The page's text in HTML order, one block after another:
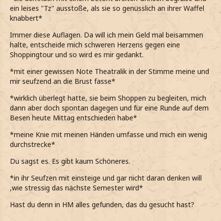
ein leises "Tz" ausstoße, als sie so genüsslich an ihrer Waffel
knabbert*
Immer diese Auflagen. Da will ich mein Geld mal beisammen
halte, entscheide mich schweren Herzens gegen eine
Shoppingtour und so wird es mir gedankt.
*mit einer gewissen Note Theatralik in der Stimme meine und
mir seufzend an die Brust fasse*
*wirklich überlegt hatte, sie beim Shoppen zu begleiten, mich
dann aber doch spontan dagegen und für eine Runde auf dem
Besen heute Mittag entschieden habe*
*meine Knie mit meinen Händen umfasse und mich ein wenig
durchstrecke*
Du sagst es. Es gibt kaum Schöneres.
*in ihr Seufzen mit einsteige und gar nicht daran denken will
,wie stressig das nächste Semester wird*
Hast du denn in HM alles gefunden, das du gesucht hast?